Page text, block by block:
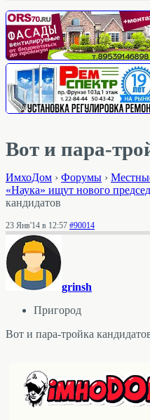
Вот и пара-
ИмхоДом › Форумы ›
«Наука» ищут нового
кандидатов
23 Янв'14 в 12:57 #90014
grinsh
Пригород
Вот и пара-тройка